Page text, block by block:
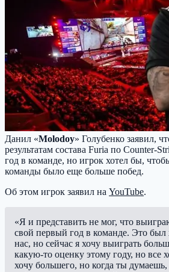
Данил «Molodoy» Голубенко заявил,
результатам состава Furia по Counter-
год в команде, но игрок хотел бы,
команды было еще больше побед.
Об этом игрок заявил на YouTube.
«Я и представить не мог, что
свой первый год в команде. Это
нас, но сейчас я хочу выиграть
какую-то оценку этому году, но все
хочу большего, но когда ты